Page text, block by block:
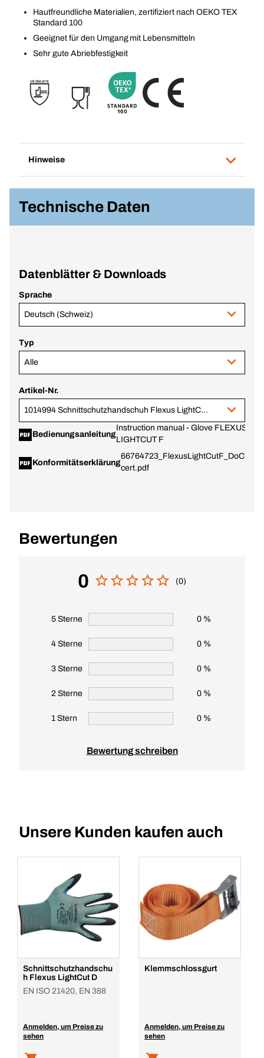
Hautfreundliche Materialien, zertifiziert nach OEKO TEX
Standard 100
Geeignet für den Umgang mit Lebensmitteln
Sehr gute Abriebfestigkeit
Hinweise
Technische Daten
Datenblätter & Downloads
Sprache
Deutsch (Schweiz)
Typ
Alle
Artikel-Nr.
1014994 Schnittschutzhandschuh Flexus LightCut F Gr. 11
Bedienungsanleitung
Instruction manual - Glove FLEXUS
LIGHTCUT F
Konformitätserklärung
cert.pdf
Bewertungen
0 (0)
5 Sterne 0 %
4 Sterne 0 %
3 Sterne 0 %
2 Sterne 0 %
1 Stern 0 %
Bewertung schreiben
Unsere Kunden kaufen auch
Schnittschutzhandschu
h Flexus LightCut D
EN ISO 21420, EN 388
Anmelden, um Preise zu
sehen
Klemmschlossgurt
Anmelden, um Preise zu
sehen